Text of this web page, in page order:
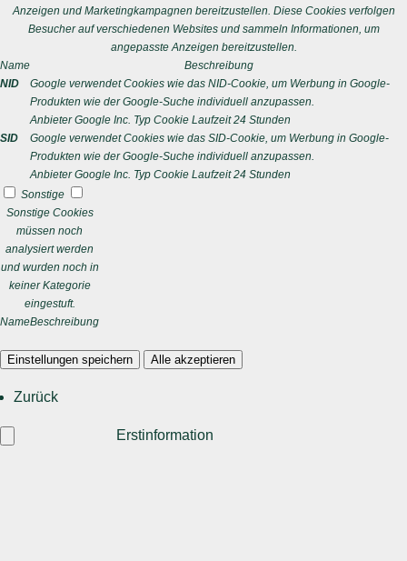
Anzeigen und Marketingkampagnen bereitzustellen. Diese Cookies verfolgen
Besucher auf verschiedenen Websites und sammeln Informationen, um
angepasste Anzeigen bereitzustellen.
Name
Beschreibung
NID
Google verwendet Cookies wie das NID-Cookie, um Werbung in Google-
Produkten wie der Google-Suche individuell anzupassen.
Anbieter Google Inc. Typ Cookie Laufzeit 24 Stunden
SID
Google verwendet Cookies wie das SID-Cookie, um Werbung in Google-
Produkten wie der Google-Suche individuell anzupassen.
Anbieter Google Inc. Typ Cookie Laufzeit 24 Stunden
Sonstige
Sonstige Cookies
müssen noch
analysiert werden
und wurden noch in
keiner Kategorie
eingestuft.
NameBeschreibung
Einstellungen speichern Alle akzeptieren
Zurück
Erstinformation